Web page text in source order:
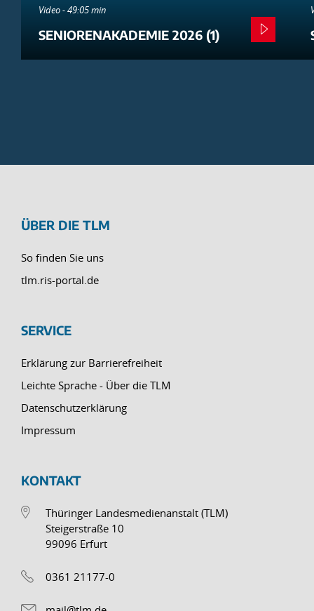
Video - 49:05 min
SENIORENAKADEMIE 2026 (1)
ÜBER DIE TLM
So finden Sie uns
tlm.ris-portal.de
SERVICE
Erklärung zur Barrierefreiheit
Leichte Sprache - Über die TLM
Datenschutzerklärung
Impressum
KONTAKT
Thüringer Landesmedienanstalt (TLM)
Steigerstraße 10
99096 Erfurt
0361 21177-0